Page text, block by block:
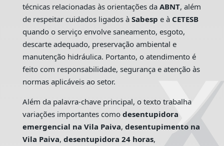
técnicas relacionadas às orientações da ABNT, além
de respeitar cuidados ligados à Sabesp e à CETESB
quando o serviço envolve saneamento, esgoto,
descarte adequado, preservação ambiental e
manutenção hidráulica. Portanto, o atendimento é
feito com responsabilidade, segurança e atenção às
normas aplicáveis ao setor.
Além da palavra-chave principal, o texto trabalha
variações importantes como desentupidora
emergencial na Vila Paiva, desentupimento na
Vila Paiva, desentupidora 24 horas,